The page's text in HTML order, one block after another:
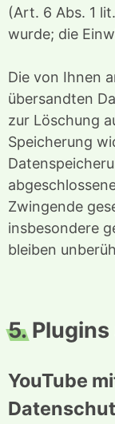
(Art. 6 Abs. 1
wurde; die
Die von Ihnen
übersandten
zur Löschung
Speicherung
Zwingende
insbesondere
bleiben
5.Plugins
YouTube